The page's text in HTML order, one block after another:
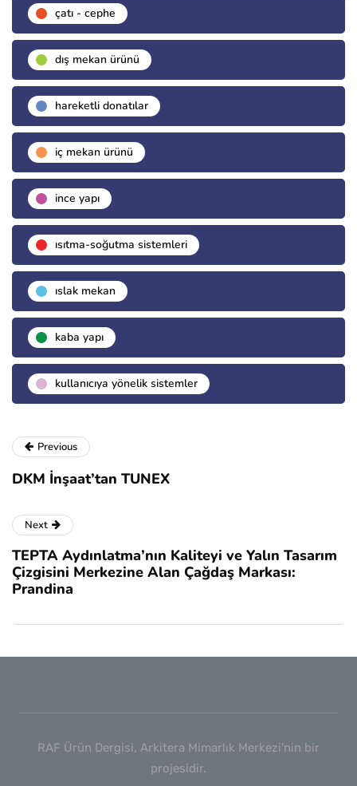
çatı - cephe
dış mekan ürünü
hareketli donatılar
i̇ç mekan ürünü
i̇nce yapı
isıtma-soğutma sistemleri
islak mekan
kaba yapı
kullanıcıya yönelik sistemler
Previous
DKM İnşaat’tan TUNEX
Next
TEPTA Aydınlatma’nın Kaliteyi ve Yalın Tasarım
Çizgisini Merkezine Alan Çağdaş Markası:
Prandina
RAF Ürün Dergisi, Arkitera Mimarlık Merkezi'nin bir
projesidir.